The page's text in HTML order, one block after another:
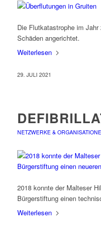
Die Flutkatastrophe im
Schäden angerichtet.
Weiterlesen
29. JULI 2021
NETZWERKE &
2018 konnte der Malteser
Bürgerstiftung einen
Weiterlesen